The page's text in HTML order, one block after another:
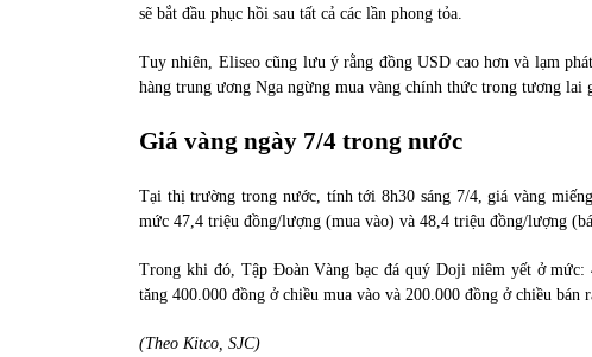
sẽ bắt đầu phục hồi sau tất cả các lần phong tỏa.
Tuy nhiên, Eliseo cũng lưu ý rằng đồng USD cao hơn và lạm
hàng trung ương Nga ngừng mua vàng chính thức trong tương lai
Giá vàng ngày 7/4 trong nước
Tại thị trường trong nước, tính tới 8h30 sáng 7/4, giá vàng
mức 47,4 triệu đồng/lượng (mua vào) và 48,4 triệu đồng/lượng
Trong khi đó, Tập Đoàn Vàng bạc đá quý Doji niêm yết ở
tăng 400.000 đồng ở chiều mua vào và 200.000 đồng ở chiều bán
(Theo Kitco, SJC)